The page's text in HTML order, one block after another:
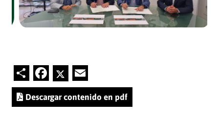
ShareFacebook
Twitter
Descargar contenido en pdf